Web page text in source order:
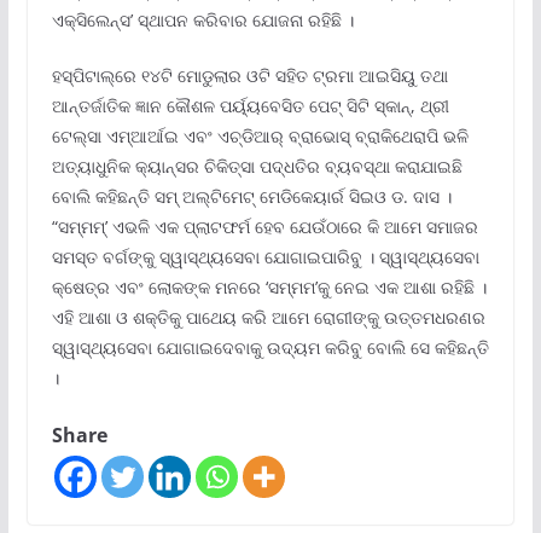
ଏକ୍ସିଲେନ୍ସ’ ସ୍ଥାପନ କରିବାର ଯୋଜନା ରହିଛି ।
ହସ୍ପିଟାଲ୍‌ରେ ୧୪ଟି ମୋଡୁଲାର ଓଟି ସହିତ ଟ୍ରମା ଆଇସିୟୁ ତଥା
ଆନ୍ତର୍ଜାତିକ ଜ୍ଞାନ କୌଶଳ ପର୍ୟ୍ୟବେସିତ ପେଟ୍ ସିଟି ସ୍କାନ୍, ଥ୍ରୀ
ଟେଲ୍ସା ଏମ୍‌ଆର୍ଆଇ ଏବଂ ଏଚ୍‌ଡିଆର୍ ବ୍ରାଭୋସ୍ ବ୍ରାକିଥେରାପି ଭଳି
ଅତ୍ୟାଧୁନିକ କ୍ୟାନ୍ସର ଚିକିତ୍ସା ପଦ୍ଧତିର ବ୍ୟବସ୍ଥା କରାଯାଇଛି
ବୋଲି କହିଛନ୍ତି ସମ୍ ଅଲ୍ଟିମେଟ୍ ମେଡିକେୟାର୍ର ସିଇଓ ଡ. ଦାସ ।
“ସମ୍ମମ୍’ ଏଭଳି ଏକ ପ୍ଲାଟଫର୍ମ ହେବ ଯେଉଁଠାରେ କି ଆମେ ସମାଜର
ସମସ୍ତ ବର୍ଗଙ୍କୁ ସ୍ୱାସ୍ଥ୍ୟସେବା ଯୋଗାଇପାରିବୁ । ସ୍ୱାସ୍ଥ୍ୟସେବା
କ୍ଷେତ୍ର ଏବଂ ଲୋକଙ୍କ ମନରେ ‘ସମ୍ମମ’କୁ ନେଇ ଏକ ଆଶା ରହିଛି ।
ଏହି ଆଶା ଓ ଶକ୍ତିକୁ ପାଥେୟ କରି ଆମେ ରୋଗୀଙ୍କୁ ଉତ୍ତମଧରଣର
ସ୍ୱାସ୍ଥ୍ୟସେବା ଯୋଗାଇଦେବାକୁ ଉଦ୍ୟମ କରିବୁ ବୋଲି ସେ କହିଛନ୍ତି
।
Share